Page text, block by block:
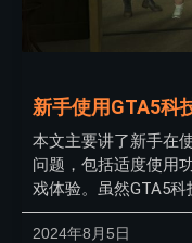
新手使用GTA5科
本文主要讲了新手在
问题，包括适度使用
戏体验。虽然GTA5
2024年8月5日